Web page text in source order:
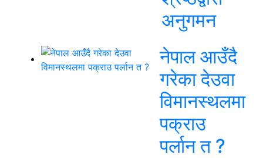
अनुगमन
नेपाल आउँदै
गरेका देउवा
विमानस्थलमा
पक्राउ
पर्लान त ?